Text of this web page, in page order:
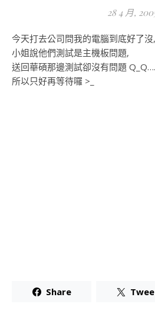
28 4 月,
今天打去公司問我的電腦到底好了沒,
小姐說他們測試是主機板問題,
送回華碩那邊測試卻沒有問題
所以只好再等待囉 >_
Share